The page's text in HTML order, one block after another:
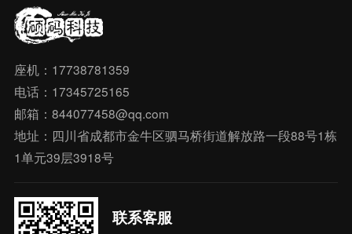
座机：17738781359
电话：17345725165
邮箱：844077458@qq.com
地址：四川省成都市金牛区驷马桥街道解放路一段88号1栋
1单元39层3918号
联系客服